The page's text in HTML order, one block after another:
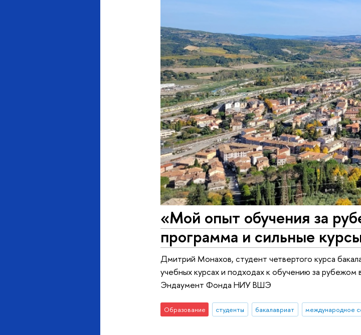
«Мой опыт обучения за
программа и сильные
Дмитрий Монахов, студент четвертого курса
учебных курсах и подходах к обучению за
Эндаумент Фонда НИУ ВШЭ
Образование студенты бакалавриат международное